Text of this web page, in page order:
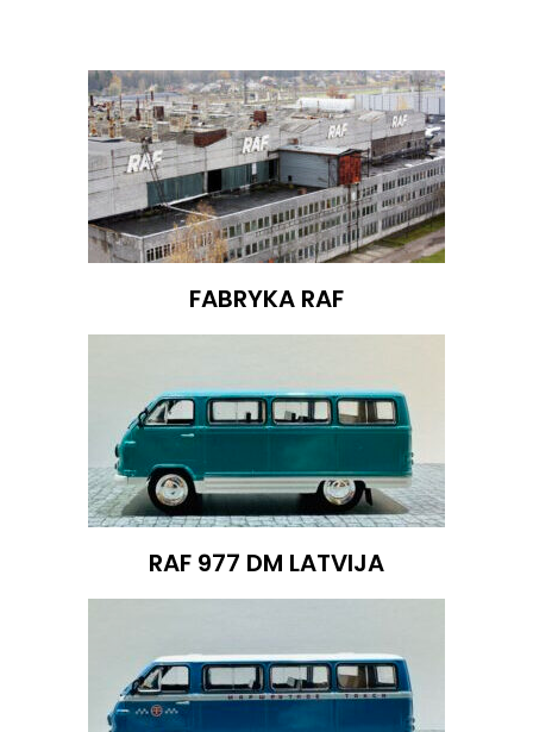
FABRYKA RAF
RAF 977 DM LATVIJA